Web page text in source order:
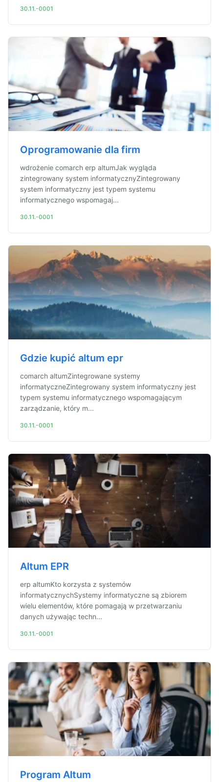
30.11.-0001
Oprogramowanie dla firm
wdrożenie comarch erp altumJak wygląda
zintegrowany system informatycznyZintegrowany
system informatyczny jest typem systemu
informatycznego wspomagaj...
30.11.-0001
Gdzie kupić altum epr
comarch altumZintegrowane systemy
informatyczneZintegrowany system informatyczny jest
typem systemu informatycznego wspomagającym
zarządzanie, który m...
30.11.-0001
Altum EPR
erp altumKto korzysta z systemów
informatycznychSystemy informatyczne są zbiorem
wielu elementów, które pomagają w przetwarzaniu
danych używając techn...
30.11.-0001
Program Altum